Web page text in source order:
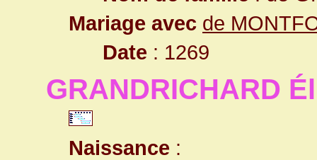
Mariage avec de
Date : 1269
GRANDRICHARD
Naissance :